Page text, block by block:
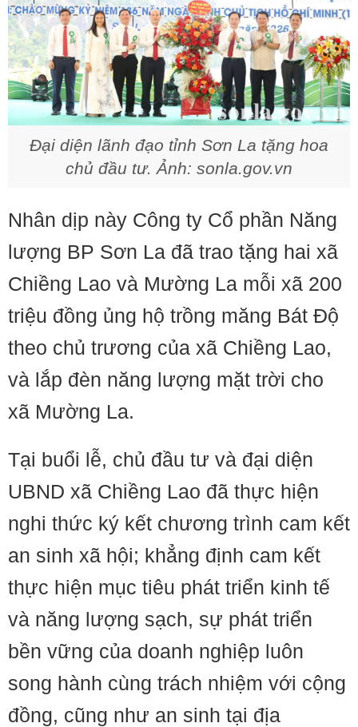
Đại diện lãnh đạo tỉnh Sơn La tặng hoa
chủ đầu tư. Ảnh: sonla.gov.vn
Nhân dịp này Công ty Cổ phần Năng
lượng BP Sơn La đã trao tặng hai xã
Chiềng Lao và Mường La mỗi xã 200
triệu đồng ủng hộ trồng măng Bát Độ
theo chủ trương của xã Chiềng Lao,
và lắp đèn năng lượng mặt trời cho
xã Mường La.
Tại buổi lễ, chủ đầu tư và đại diện
UBND xã Chiềng Lao đã thực hiện
nghi thức ký kết chương trình cam kết
an sinh xã hội; khẳng định cam kết
thực hiện mục tiêu phát triển kinh tế
và năng lượng sạch, sự phát triển
bền vững của doanh nghiệp luôn
song hành cùng trách nhiệm với cộng
đồng, cũng như an sinh tại địa